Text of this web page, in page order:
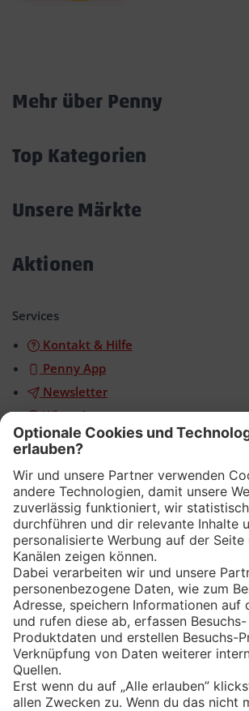
Mehr über Penny
Top Kategorien
Unsere Märkte
Aktionen
Services
Kontakt & Hilfe
Penny App
Newsletter
WhatsApp
App